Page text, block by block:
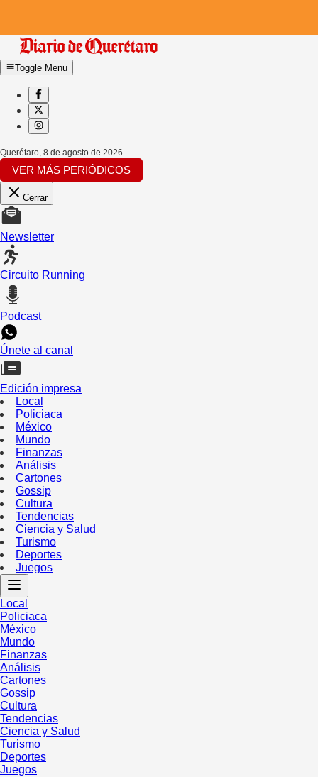
Toggle Menu
Querétaro, 8 de agosto de 2026
VER MÁS PERIÓDICOS
Cerrar
Newsletter
Circuito Running
Podcast
Únete al canal
Edición impresa
Local
Policiaca
México
Mundo
Finanzas
Análisis
Cartones
Gossip
Cultura
Tendencias
Ciencia y Salud
Turismo
Deportes
Juegos
Local
Policiaca
México
Mundo
Finanzas
Análisis
Cartones
Gossip
Cultura
Tendencias
Ciencia y Salud
Turismo
Deportes
Juegos